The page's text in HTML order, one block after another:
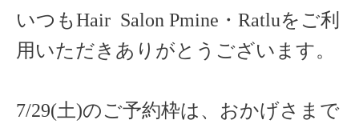
いつもHair Salon Pmine・Ratluをご利
用いただきありがとうございます。
7/29(土)のご予約枠は、おかげさまで